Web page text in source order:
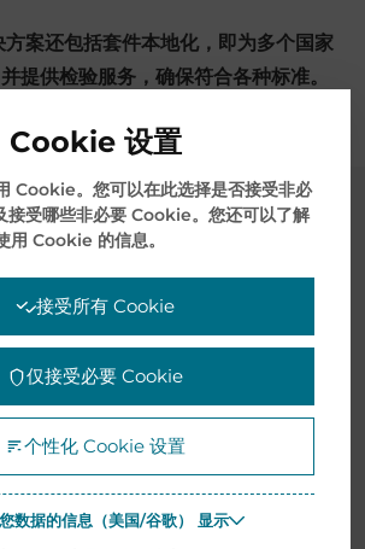
案还包括套件本地化，即为多个国家
提供检验服务，确保符合各种标准。
案例分析
Cookie 设置
Cookie。您可以在此选择是否接受非必
受哪些非必要 Cookie。您还可以了解
用 Cookie 的信息。
接受所有 Cookie
仅接受必要 Cookie
个性化 Cookie 设置
数据的信息（美国/谷歌） 显示